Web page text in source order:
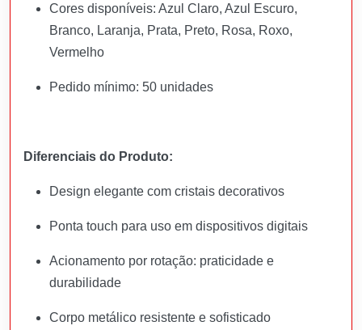
Cores disponíveis: Azul Claro, Azul Escuro,
Branco, Laranja, Prata, Preto, Rosa, Roxo,
Vermelho
Pedido mínimo: 50 unidades
Diferenciais do Produto:
Design elegante com cristais decorativos
Ponta touch para uso em dispositivos digitais
Acionamento por rotação: praticidade e
durabilidade
Corpo metálico resistente e sofisticado